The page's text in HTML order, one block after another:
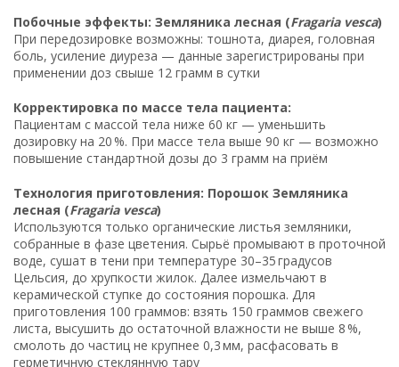
Побочные эффекты: Земляника лесная (Fragaria vesca)
При передозировке возможны: тошнота, диарея, головная
боль, усиление диуреза — данные зарегистрированы при
применении доз свыше 12 грамм в сутки
Корректировка по массе тела пациента:
Пациентам с массой тела ниже 60 кг — уменьшить
дозировку на 20 %. При массе тела выше 90 кг — возможно
повышение стандартной дозы до 3 грамм на приём
Технология приготовления: Порошок Земляника
лесная (Fragaria vesca)
Используются только органические листья земляники,
собранные в фазе цветения. Сырьё промывают в проточной
воде, сушат в тени при температуре 30–35 градусов
Цельсия, до хрупкости жилок. Далее измельчают в
керамической ступке до состояния порошка. Для
приготовления 100 граммов: взять 150 граммов свежего
листа, высушить до остаточной влажности не выше 8 %,
смолоть до частиц не крупнее 0,3 мм, расфасовать в
герметичную стеклянную тару